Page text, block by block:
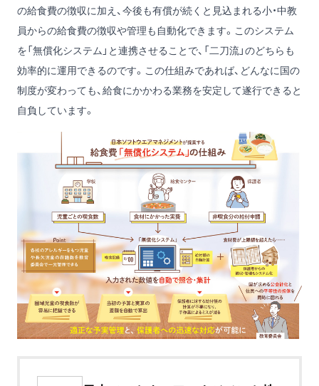
の給食費の徴収に加え、今後も有償が続くと見込まれる小・中教
員からの給食費の徴収や管理も自動化できます。このシステム
を「無償化システム」と連携させることで、「二刀流」のどちらも
効率的に運用できるのです。この仕組みであれば、どんなに国の
制度が変わっても、給食にかかわる業務を安定して遂行できると
自負しています。